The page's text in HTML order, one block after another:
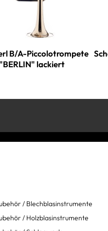
B/A-Piccolotrompete
"BERLIN" lackiert
/ Blechblasinstrumente
/ Holzblasinstrumente